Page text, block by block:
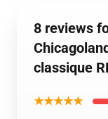
8 reviews
classique
★★★★★